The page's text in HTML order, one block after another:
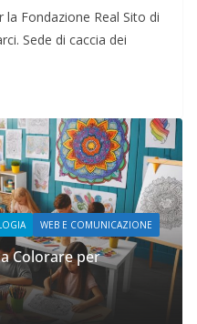
Fondazione Real Sito di
Sede di caccia dei
Felice Balsamo